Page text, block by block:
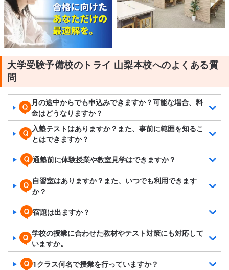
大学受験予備校のトライ 山梨本校へのよくある質
問
月の途中からでも申込みできますか？可能な場合、料
金はどうなりますか？
入塾テストはありますか？また、事前に範囲を知るこ
とはできますか？
通塾前に体験授業や教室見学はできますか？
自習室はありますか？また、いつでも利用できます
か？
宿題は出ますか？
学校の授業に合わせた教材やテスト対策にも対応して
いますか。
1クラス何名で授業を行っていますか？